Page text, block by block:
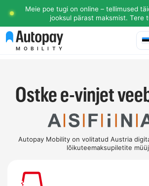
Meie poe tugi on online – tellimused
jooksul pärast maksmist. Tere
MOBILITY
Ostke e-vinjet
Autopay Mobility on volitatud Austria
lõikuteemaksupiletite